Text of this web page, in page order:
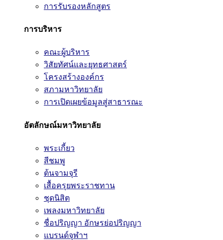
การรับรองหลักสูตร
การบริหาร
คณะผู้บริหาร
วิสัยทัศน์และยุทธศาสตร์
โครงสร้างองค์กร
สภามหาวิทยาลัย
การเปิดเผยข้อมูลสู่สาธารณะ
อัตลักษณ์มหาวิทยาลัย
พระเกี้ยว
สีชมพู
ต้นจามจุรี
เสื้อครุยพระราชทาน
ชุดนิสิต
เพลงมหาวิทยาลัย
ชื่อปริญญา อักษรย่อปริญญา
แบรนด์จุฬาฯ